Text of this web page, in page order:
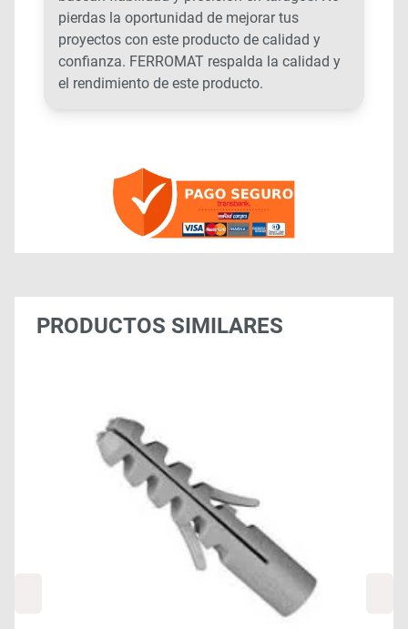
pierdas la oportunidad de mejorar tus
proyectos con este producto de calidad y
confianza. FERROMAT respalda la calidad y
el rendimiento de este producto.
PRODUCTOS SIMILARES